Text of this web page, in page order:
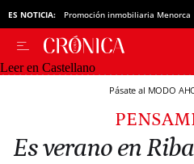
ES NOTICIA: Promoción inmobiliaria Menorca
Leer en Castellano
Pásate al MODO
Es verano en